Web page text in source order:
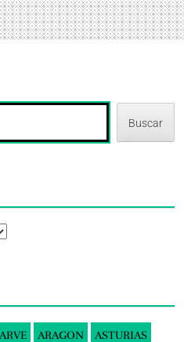
Buscar
ARAGON ASTURIAS